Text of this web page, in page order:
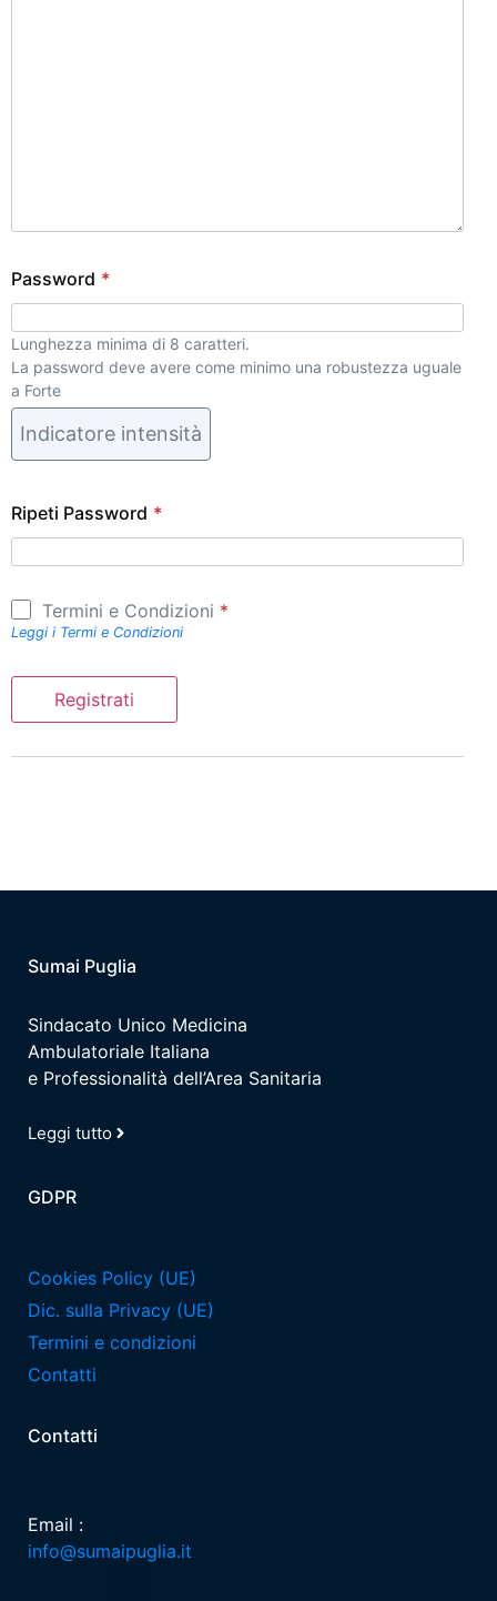
Password *
Lunghezza minima di 8 caratteri.
La password deve avere come minimo una robustezza uguale
a Forte
Indicatore intensità
Ripeti Password *
Termini e Condizioni *
Leggi i Termi e Condizioni
Sumai Puglia
Sindacato Unico Medicina
Ambulatoriale Italiana
e Professionalità dell’Area Sanitaria
Leggi tutto
GDPR
Cookies Policy (UE)
Dic. sulla Privacy (UE)
Termini e condizioni
Contatti
Contatti
Email :
info@sumaipuglia.it